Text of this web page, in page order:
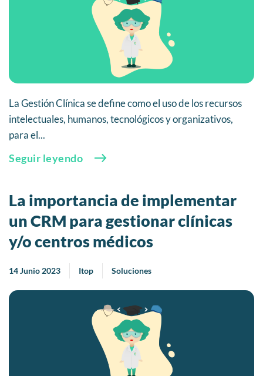
La Gestión Clínica se define como el uso de los recursos
intelectuales, humanos, tecnológicos y organizativos,
para el...
Seguir leyendo
La importancia de implementar
un CRM para gestionar clínicas
y/o centros médicos
14 Junio 2023 Itop Soluciones